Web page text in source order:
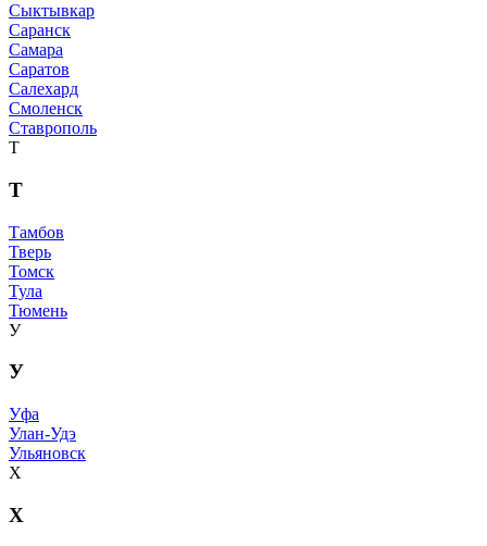
Сыктывкар
Саранск
Самара
Саратов
Салехард
Смоленск
Ставрополь
Т
Т
Тамбов
Тверь
Томск
Тула
Тюмень
У
У
Уфа
Улан-Удэ
Ульяновск
Х
Х